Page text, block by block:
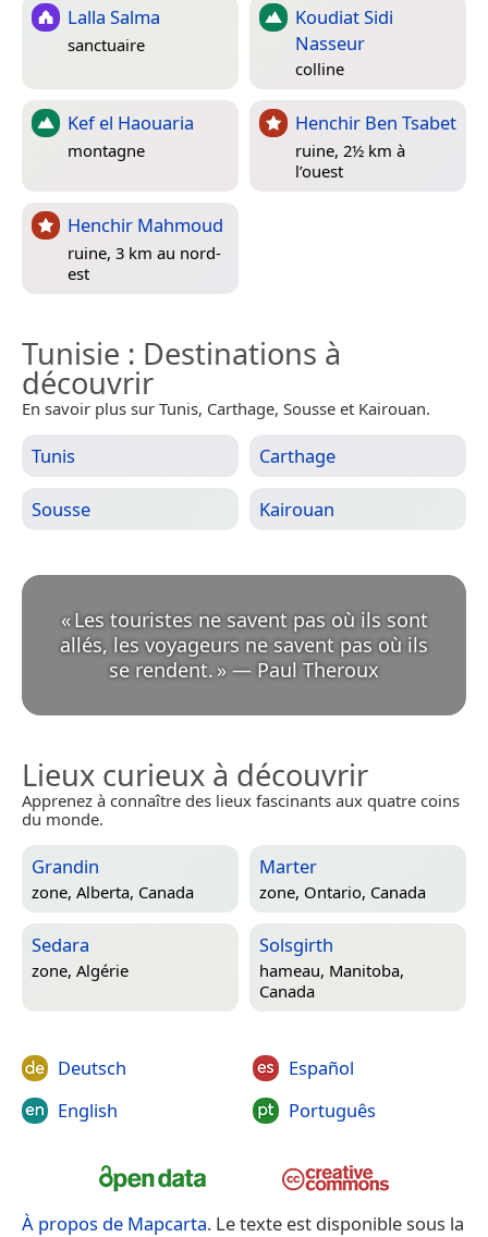
Lalla Salma
sanctuaire
Koudiat Sidi
Nasseur
colline
Kef el Haouaria
montagne
Henchir Ben Tsabet
ruine, 2½ km à
l’ouest
Henchir Mahmoud
ruine, 3 km au nord-
est
Tunisie : Destinations à
découvrir
En savoir plus sur Tunis, Carthage, Sousse et Kairouan.
Tunis Carthage
Sousse Kairouan
«Les touristes ne savent pas où ils sont
allés, les voyageurs ne savent pas où ils
se rendent. » — Paul Theroux
Lieux curieux à découvrir
Apprenez à connaître des lieux fascinants aux quatre coins
du monde.
Grandin
zone, Alberta, Canada
Marter
zone, Ontario, Canada
Sedara
zone, Algérie
Solsgirth
hameau, Manitoba,
Canada
Deutsch
English
Español
Português
À propos de Mapcarta. Le texte est disponible sous la